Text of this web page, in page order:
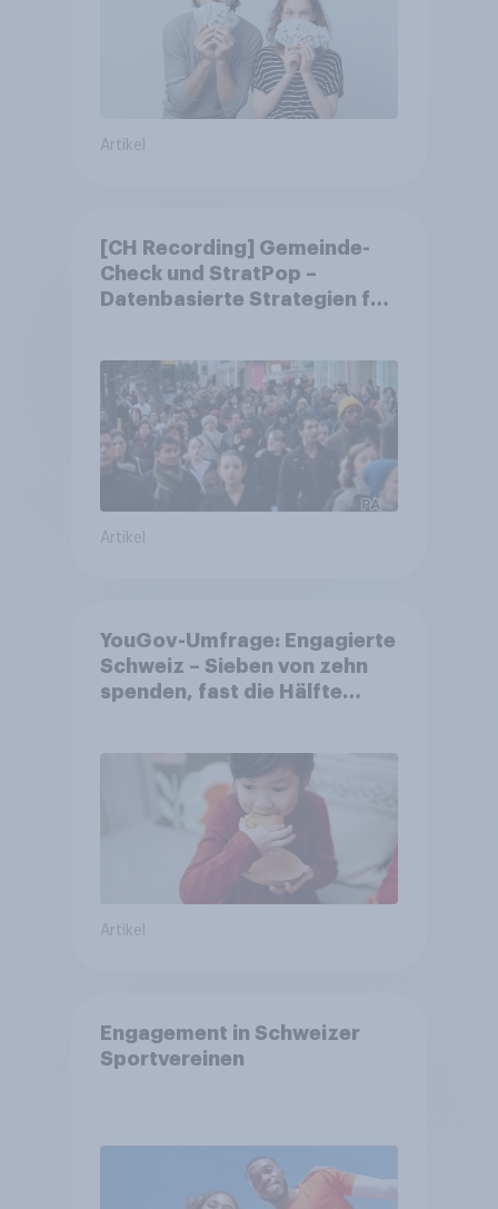
Artikel
[CH Recording] Gemeinde-
Check und StratPop –
Datenbasierte Strategien für
Artikel
YouGov-Umfrage: Engagierte
Schweiz – Sieben von zehn
spenden, fast die Hälfte
Artikel
Engagement in Schweizer
Sportvereinen